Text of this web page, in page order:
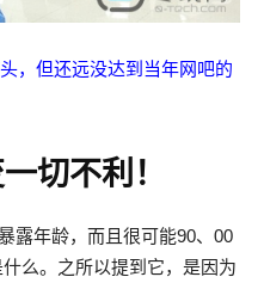
，但还远没达到当年网吧的
切不利！
露年龄，而且很可能90、00
么。之所以提到它，是因为